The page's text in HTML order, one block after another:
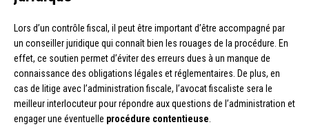
Lors d’un contrôle fiscal, il peut être important d’être accompagné par
un conseiller juridique qui connaît bien les rouages de la procédure. En
effet, ce soutien permet d’éviter des erreurs dues à un manque de
connaissance des obligations légales et réglementaires. De plus, en
cas de litige avec l’administration fiscale, l’avocat fiscaliste sera le
meilleur interlocuteur pour répondre aux questions de l’administration et
engager une éventuelle procédure contentieuse.